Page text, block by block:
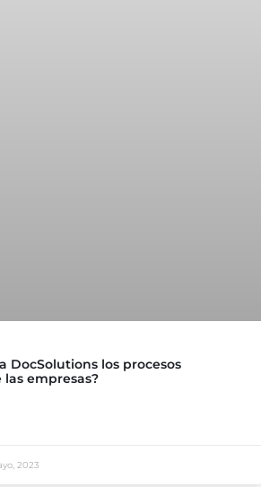
DocSolutions los procesos
empresas?
2023